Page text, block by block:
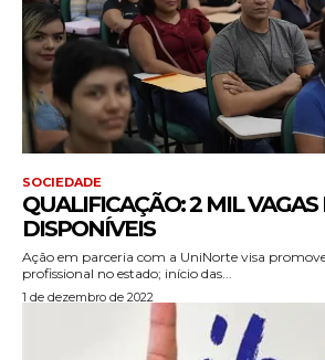
SOCIEDADE
QUALIFICAÇÃO: 2 MIL VAGAS
DISPONÍVEIS
Ação em parceria com a UniNorte visa
profissional no estado; início das...
1 de dezembro de 2022